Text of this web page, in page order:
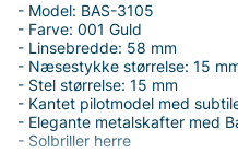
- Model: BAS-3105
- Farve: 001 Guld
- Linsebredde: 58 mm
- Næsestykke størrelse: 15
- Stel størrelse: 15 mm
- Kantet pilotmodel med
- Elegante metalskafter med
- Solbriller herre